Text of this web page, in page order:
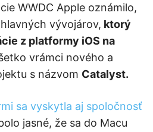
WWDC Apple oznámilo,
vývojárov, ktorý
z platformy iOS na
vrámci nového a
s názvom Catalyst.
sa vyskytla aj spoločnosť
jasné, že sa do Macu